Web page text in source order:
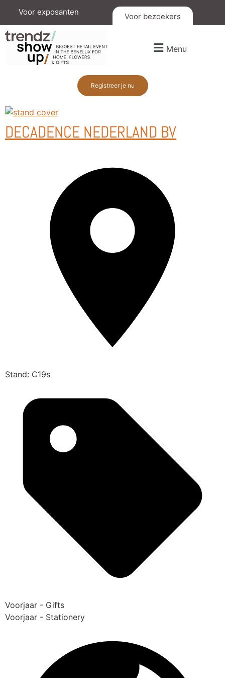
Voor exposanten Voor bezoekers
Menu
Registreer je nu
DECADENCE NEDERLAND BV
Stand: C19s
Voorjaar - Gifts
Voorjaar - Stationery